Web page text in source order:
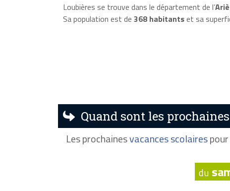
Loubières se trouve dans le département de l’
Sa population est de 368 habitantset sa
Quand sont les
Les prochainesvacances scolairespour
du